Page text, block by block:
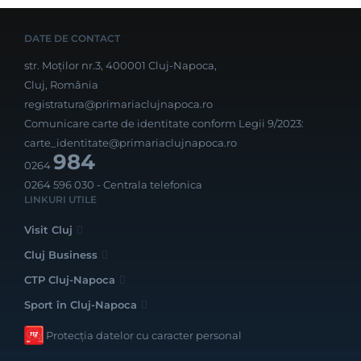
DATE DE CONTACT
str. Moților nr.3, 400001 Cluj-Napoca,
Cluj, România
registratura@primariaclujnapoca.ro
Comunicare carte de identitate conform Legii 9/2023:
carte_identitate@primariaclujnapoca.ro
0264984
0264 596 030 - Centrala telefonica
LINKURI UTILE
Visit Cluj
Cluj Business
CTP Cluj-Napoca
Sport în Cluj-Napoca
Protecția datelor cu caracter personal